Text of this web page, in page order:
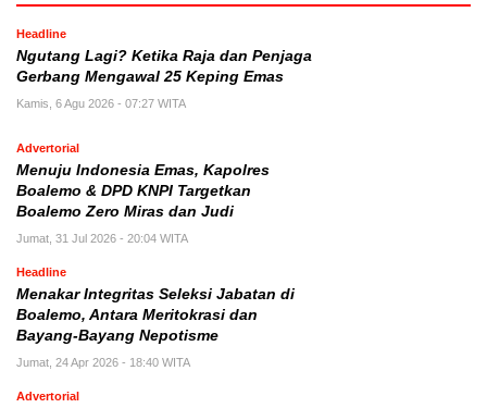
Headline
Ngutang Lagi? Ketika Raja dan Penjaga
Gerbang Mengawal 25 Keping Emas
Kamis, 6 Agu 2026 - 07:27 WITA
Advertorial
Menuju Indonesia Emas, Kapolres
Boalemo & DPD KNPI Targetkan
Boalemo Zero Miras dan Judi
Jumat, 31 Jul 2026 - 20:04 WITA
Headline
Menakar Integritas Seleksi Jabatan di
Boalemo, Antara Meritokrasi dan
Bayang-Bayang Nepotisme
Jumat, 24 Apr 2026 - 18:40 WITA
Advertorial